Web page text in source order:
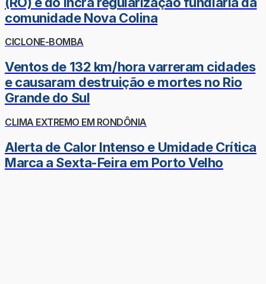
comunidade Nova Colina
CICLONE-BOMBA
Ventos de 132 km/hora varreram cidades
e causaram destruição e mortes no Rio
Grande do Sul
CLIMA EXTREMO EM RONDÔNIA
Alerta de Calor Intenso e Umidade Crítica
Marca a Sexta-Feira em Porto Velho